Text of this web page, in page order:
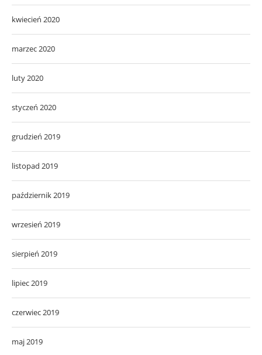
kwiecień 2020
marzec 2020
luty 2020
styczeń 2020
grudzień 2019
listopad 2019
październik 2019
wrzesień 2019
sierpień 2019
lipiec 2019
czerwiec 2019
maj 2019